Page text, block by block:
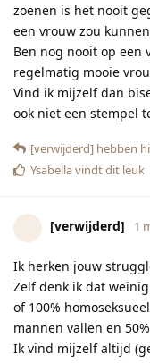
zoenen is het nooit
een vrouw zou
Ben nog nooit op een
regelmatig mooie
Vind ik mijzelf dan
ook niet een stempel
[verwijderd] hebben
Ysabellavindt dit leuk
[verwijderd] 1
Ik herken jouw
Zelf denk ik dat
of 100%
mannen vallen en
Ik vind mijzelf altijd